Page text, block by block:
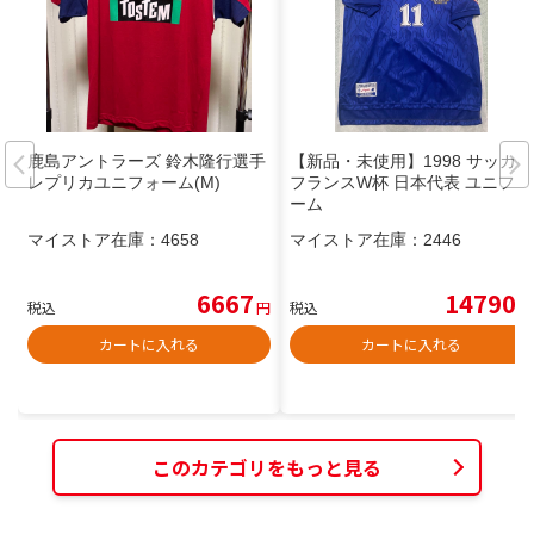
鹿島アントラーズ 鈴木隆行選手
レプリカユニフォーム(M)
マイストア在庫： 4658
税込 6667円
カートに入れる
【新品・未使用】1998 サッカー
フランスW杯 日本代表 ユニフォ
ーム
マイストア在庫： 2446
税込 14790
カートに入れる
このカテゴリをもっと見る